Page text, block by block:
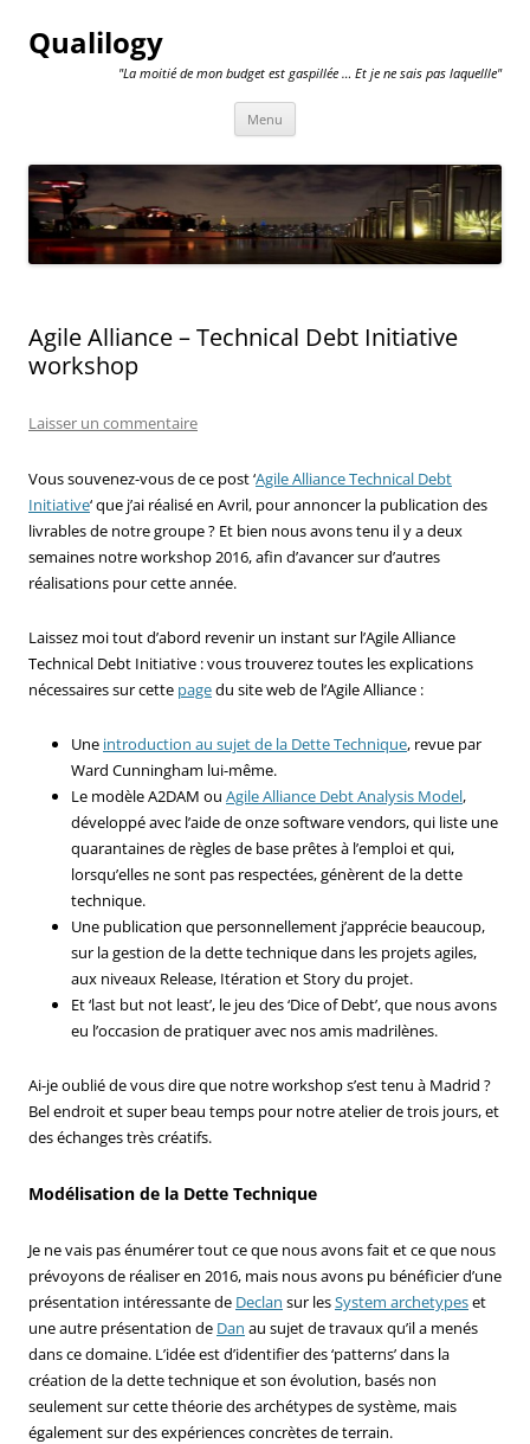
Qualilogy
"La moitié de mon budget est gaspillée … Et je ne sais pas laquellle"
Menu
Agile Alliance – Technical Debt Initiative
workshop
Laisser un commentaire
Vous souvenez-vous de ce post ‘Agile Alliance Technical Debt
Initiative‘ que j’ai réalisé en Avril, pour annoncer la publication des
livrables de notre groupe ? Et bien nous avons tenu il y a deux
semaines notre workshop 2016, afin d’avancer sur d’autres
réalisations pour cette année.
Laissez moi tout d’abord revenir un instant sur l’Agile Alliance
Technical Debt Initiative : vous trouverez toutes les explications
nécessaires sur cette pagedu site web de l’Agile Alliance :
Une introduction au sujet de la Dette Technique, revue par
Ward Cunningham lui-même.
Le modèle A2DAM ou Agile Alliance Debt Analysis Model,
développé avec l’aide de onze software vendors, qui liste une
quarantaines de règles de base prêtes à l’emploi et qui,
lorsqu’elles ne sont pas respectées, génèrent de la dette
technique.
Une publication que personnellement j’apprécie beaucoup,
sur la gestion de la dette technique dans les projets agiles,
aux niveaux Release, Itération et Story du projet.
Et ‘last but not least’, le jeu des ‘Dice of Debt’, que nous avons
eu l’occasion de pratiquer avec nos amis madrilènes.
Ai-je oublié de vous dire que notre workshop s’est tenu à Madrid ?
Bel endroit et super beau temps pour notre atelier de trois jours, et
des échanges très créatifs.
Modélisation de la Dette Technique
Je ne vais pas énumérer tout ce que nous avons fait et ce que nous
prévoyons de réaliser en 2016, mais nous avons pu bénéficier d’une
présentation intéressante de Declan sur lesSystem archetypeset
une autre présentation de Dan au sujet de travaux qu’il a menés
dans ce domaine. L’idée est d’identifier des ‘patterns’ dans la
création de la dette technique et son évolution, basés non
seulement sur cette théorie des archétypes de système, mais
également sur des expériences concrètes de terrain.